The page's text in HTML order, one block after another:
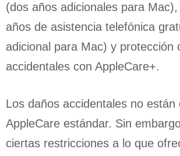
(dos años adicionales para
años de asistencia telefónica
adicional para Mac) y protección
accidentales con AppleCare+.
Los daños accidentales no están
AppleCare estándar. Sin
ciertas restricciones a lo que